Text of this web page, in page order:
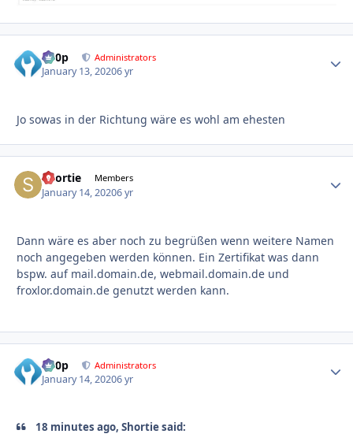
d00p Administrators
January 13, 20206 yr
Jo sowas in der Richtung wäre es wohl am ehesten
Shortie Members
January 14, 20206 yr
Dann wäre es aber noch zu begrüßen wenn weitere Namen
noch angegeben werden können. Ein Zertifikat was dann
bspw. auf mail.domain.de, webmail.domain.de und
froxlor.domain.de genutzt werden kann.
d00p Administrators
January 14, 20206 yr
18 minutes ago, Shortie said: